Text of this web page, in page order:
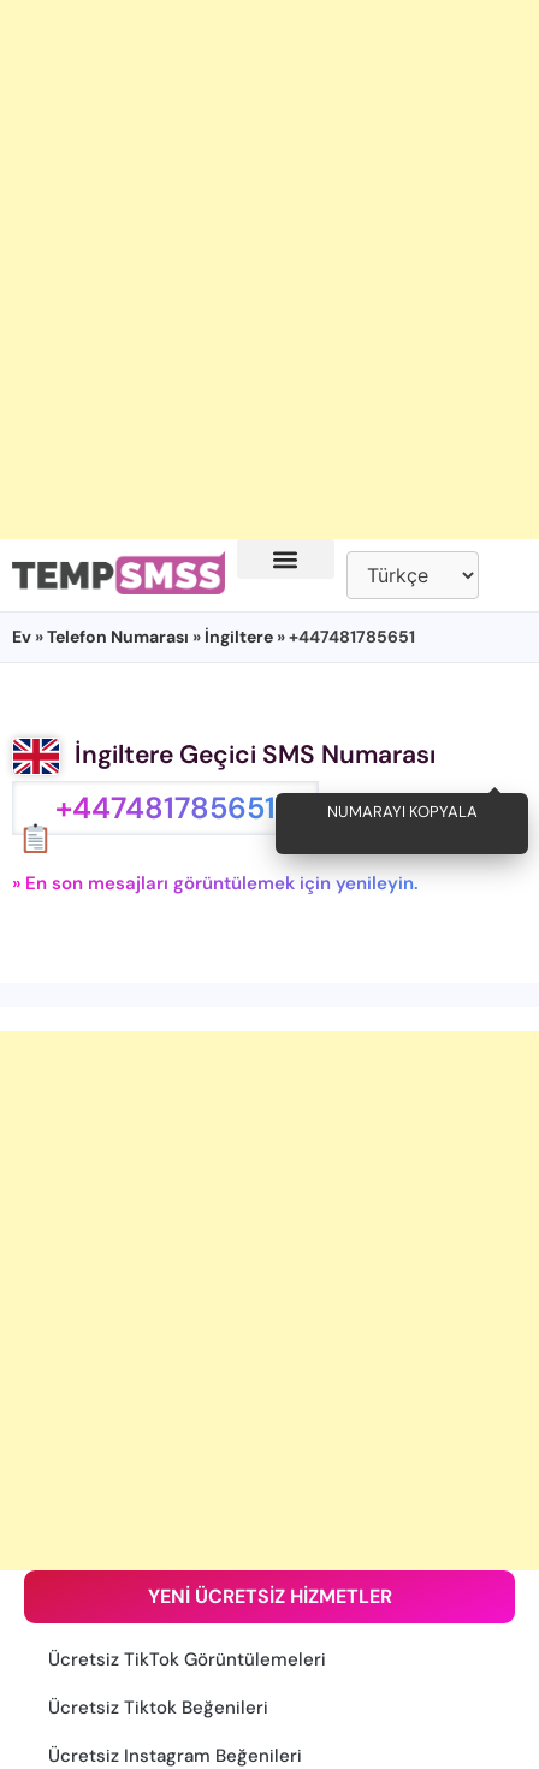
Ev »Telefon Numarası » İngiltere » +447481785651
İngiltere Geçici SMS Numarası
+447481785651 NUMARAYI KOPYALA
» En son mesajları görüntülemek için yenileyin.
YENİ ÜCRETSİZ HİZMETLER
Ücretsiz TikTok Görüntülemeleri
Ücretsiz Tiktok Beğenileri
Ücretsiz Instagram Beğenileri